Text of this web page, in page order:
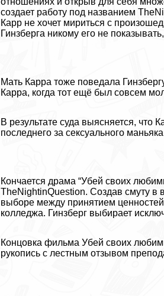
создает работу под названием
Карр не хочет мириться с
Гинзберга никому его не
Мать Карра тоже поведала
Карра, когда тот ещё был совсем
В результате суда выясняется, что
последнего за ceкcуального
Кончается драма “Убей своих
TheNightinQuestion. Создав смуту в
выборе между принятием
колледжа. Гинзберг выбирает
Концовка фильма Убей своих
рукопись с лестным отзывом